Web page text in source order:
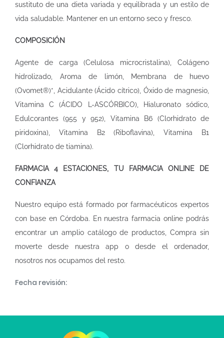
sustituto de una dieta variada y equilibrada y un estilo de
vida saludable. Mantener en un entorno seco y fresco.
COMPOSICIÓN
Agente de carga (Celulosa microcristalina), Colágeno
hidrolizado, Aroma de limón, Membrana de huevo
(Ovomet®)*, Acidulante (Ácido cítrico), Óxido de magnesio,
Vitamina C (ÁCIDO L-ASCÓRBICO), Hialuronato sódico,
Edulcorantes (955 y 952), Vitamina B6 (Clorhidrato de
piridoxina), Vitamina B2 (Riboflavina), Vitamina B1
(Clorhidrato de tiamina).
FARMACIA 4 ESTACIONES, TU FARMACIA ONLINE DE
CONFIANZA
Nuestro equipo está formado por farmacéuticos expertos
con base en Córdoba. En nuestrafarmacia online podrás
encontrar un amplio catálogo de productos, Compra sin
moverte desde nuestra app o desde el ordenador,
nosotros nos ocupamos del resto.
Fecha revisión: